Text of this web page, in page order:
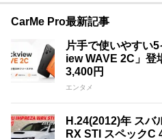
CarMe Pro最新記事
片手で使いやすい
iew WAVE 2C」
3,400円
エンタメ
H.24(2012)年 スバ
RX STI スペックC